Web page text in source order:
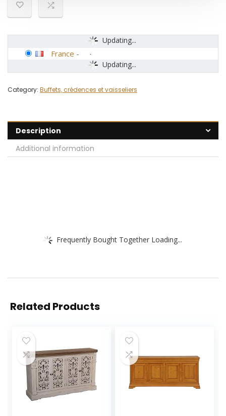
Updating...
Updating...
France -
Category: Buffets, crédences et vaisseliers
Description
Additional information
Frequently Bought Together Loading...
Related Products